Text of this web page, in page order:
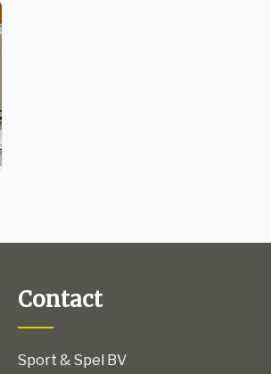
Contact
Sport & Spel BV